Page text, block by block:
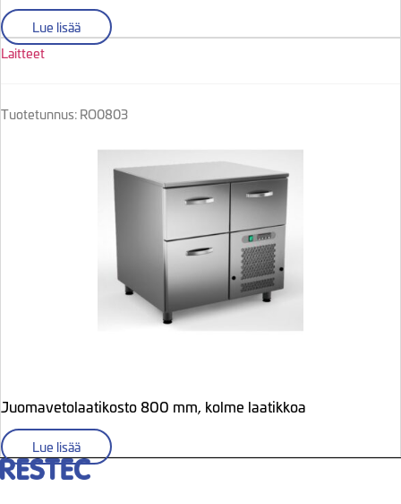
Lue lisää
Laitteet
Tuotetunnus: RO0803
Juomavetolaatikosto 800 mm, kolme laatikkoa
Lue lisää